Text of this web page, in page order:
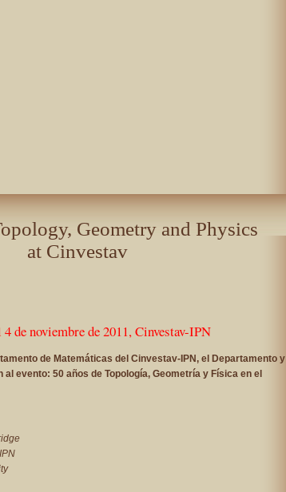
Geometry and Physics
at Cinvestav
de noviembre de 2011, Cinvestav-IPN
de Matemáticas del Cinvestav-IPN, el Departamento y
evento: 50 años de Topología, Geometría y Física en el